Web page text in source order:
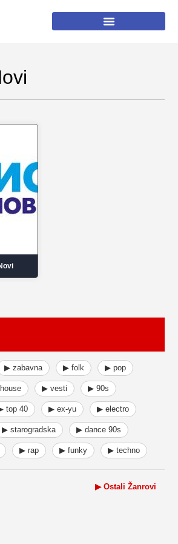
▶ zabavna ▶ folk ▶ pop
▶ vesti ▶ 90s
top 40 ▶ ex-yu ▶ electro
▶ starogradska ▶ dance 90s
▶ rap ▶ funky ▶ techno
▶ Ostali Žanrovi